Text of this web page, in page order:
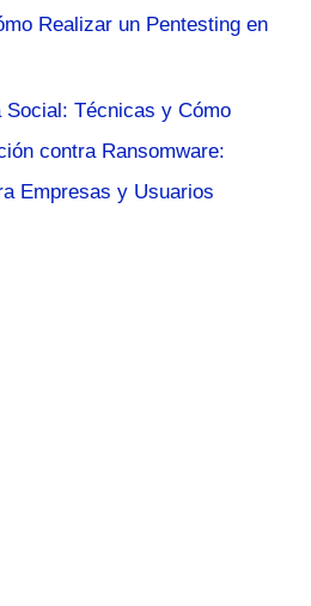
Realizar un Pentesting en
Social: Técnicas y Cómo
contra Ransomware:
Empresas y Usuarios